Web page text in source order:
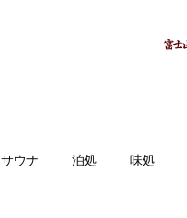
サウナ 泊処 味処